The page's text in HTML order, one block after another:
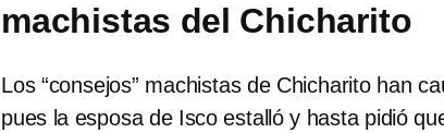
machistas del Chicharito
Los “consejos” machistas de Chicharito han
pues la esposa de Isco estalló y hasta pidió